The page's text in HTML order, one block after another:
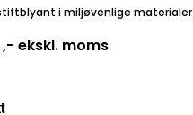
i miljøvenlige materialer
,- ekskl. moms